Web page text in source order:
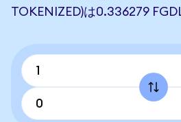
TOKENIZED)は0.336279